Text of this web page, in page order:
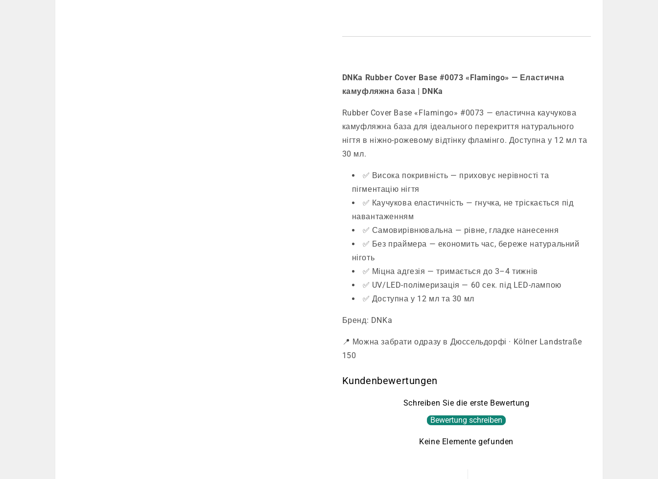
DNKa Rubber Cover Base #0073 «Flamingo» — Еластична
камуфляжна база | DNKa
Rubber Cover Base «Flamingo» #0073 — еластична каучукова
камуфляжна база для ідеального перекриття натурального
нігтя в ніжно-рожевому відтінку фламінго. Доступна у 12 мл та
30 мл.
✅ Висока покривність — приховує нерівності та
пігментацію нігтя
✅ Каучукова еластичність — гнучка, не тріскається під
навантаженням
✅ Самовирівнювальна — рівне, гладке нанесення
✅ Без праймера — економить час, береже натуральний
ніготь
✅ Міцна адгезія — тримається до 3–4 тижнів
✅ UV/LED-полімеризація — 60 сек. під LED-лампою
✅ Доступна у 12 мл та 30 мл
Бренд: DNKa
📍 Можна забрати одразу в Дюссельдорфі · Kölner Landstraße
150
Kundenbewertungen
Schreiben Sie die erste Bewertung
Bewertung schreiben
Keine Elemente gefunden